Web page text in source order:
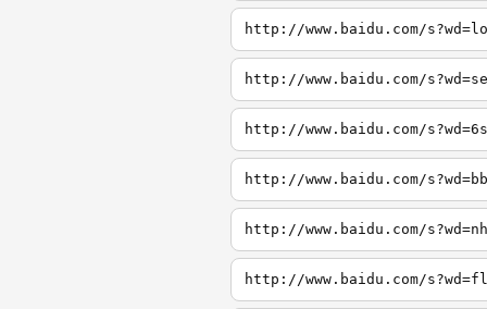
http://www.baidu.com/
http://www.baidu.com/
http://www.baidu.com/
http://www.baidu.com/
http://www.baidu.com/
http://www.baidu.com/